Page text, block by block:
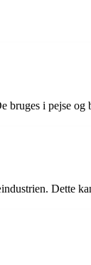
i pejse
Dette